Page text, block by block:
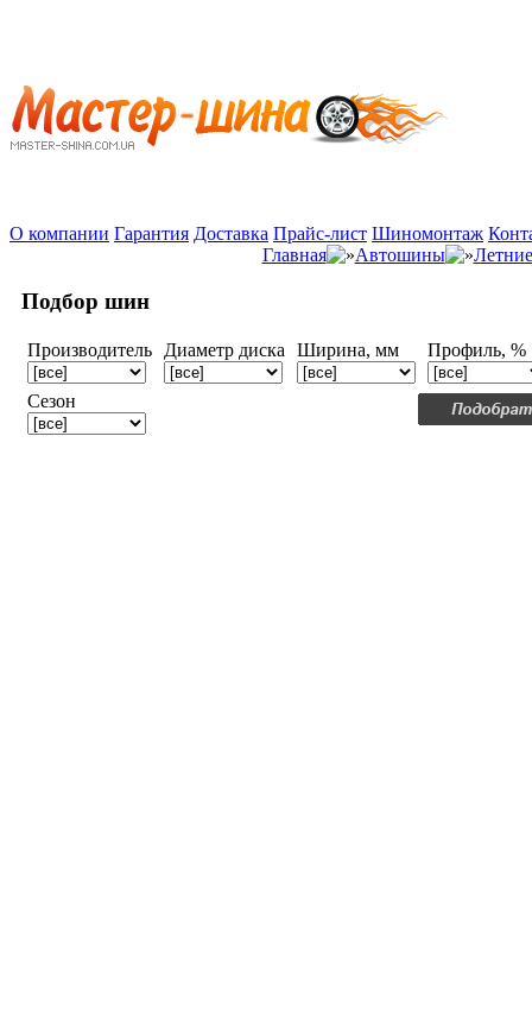
О компании Гарантия Доставка Прайс-лист Шиномонтаж
Главная
Автошины Летние
Подбор шин
Производитель Диаметр диска Ширина, мм Профиль, %
Сезон